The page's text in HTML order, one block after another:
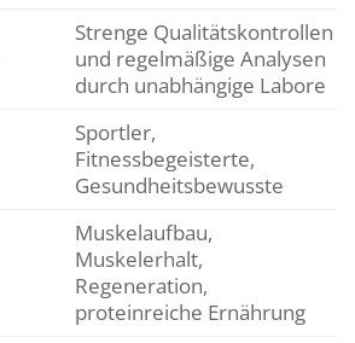
Strenge Qualitätskontrollen
und regelmäßige Analysen
durch unabhängige Labore
Sportler,
Fitnessbegeisterte,
Gesundheitsbewusste
Muskelaufbau,
Muskelerhalt,
Regeneration,
proteinreiche Ernährung